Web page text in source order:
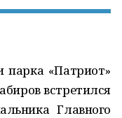
парка «Патриот»
встретился
Главного